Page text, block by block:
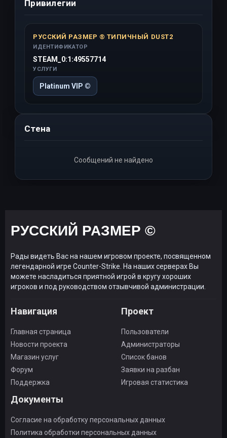
Привилегии
РУССКИЙ РАЗМЕР ® ТИПИЧНЫЙ DUST2
ИДЕНТИФИКАТОР
STEAM_0:1:49557714
УСЛУГИ
Platinum VIP ©
Стена
Сообщений не найдено
РУССКИЙ РАЗМЕР ©
Рады видеть Вас на нашем игровом проекте, посвященном
легендарной игре Counter-Strike. На наших серверах Вы
можете насладиться приятной игрой в кругу хороших
игроков и под руководством отзывчивой администрации.
Навигация
Главная страница
Новости проекта
Магазин услуг
Форум
Поддержка
Проект
Пользователи
Администраторы
Список банов
Заявки на разбан
Игровая статистика
Документы
Согласие на обработку персональных данных
Политика обработки персональных данных